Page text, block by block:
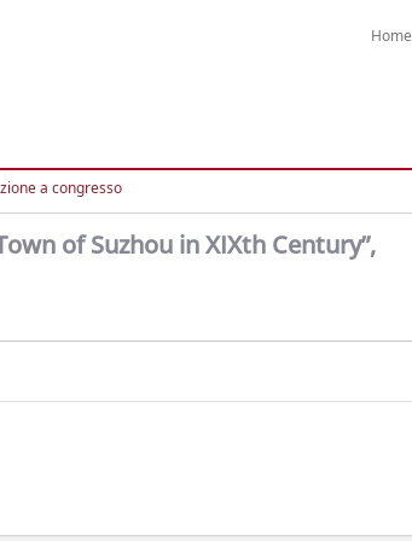
Home
a congresso
of Suzhou in XIXth Century”,